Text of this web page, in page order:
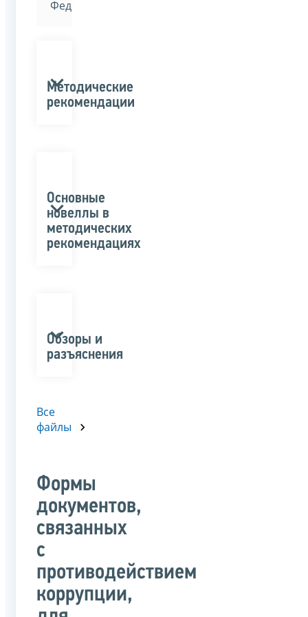
Федерации»
Методические
рекомендации
Основные
новеллы в
методических
рекомендациях
Обзоры и
разъяснения
Все
файлы
Формы
документов,
связанных
с
противодействием
коррупции,